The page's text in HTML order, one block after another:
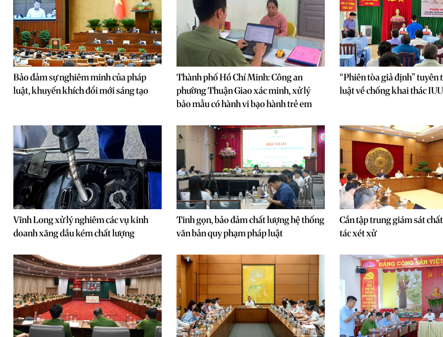
Bảo đảm sự nghiêm minh của pháp
luật, khuyến khích đổi mới sáng tạo
Thành phố Hồ Chí Minh: Công an
phường Thuận Giao xác minh, xử lý
bảo mẫu có hành vi bạo hành trẻ em
“Phiên tòa giả định” tuyên
luật về chống khai thác IUU
Vĩnh Long xử lý nghiêm các vụ kinh
doanh xăng dầu kém chất lượng
Tinh gọn, bảo đảm chất lượng hệ thống
văn bản quy phạm pháp luật
Cần tập trung giám sát
tác xét xử